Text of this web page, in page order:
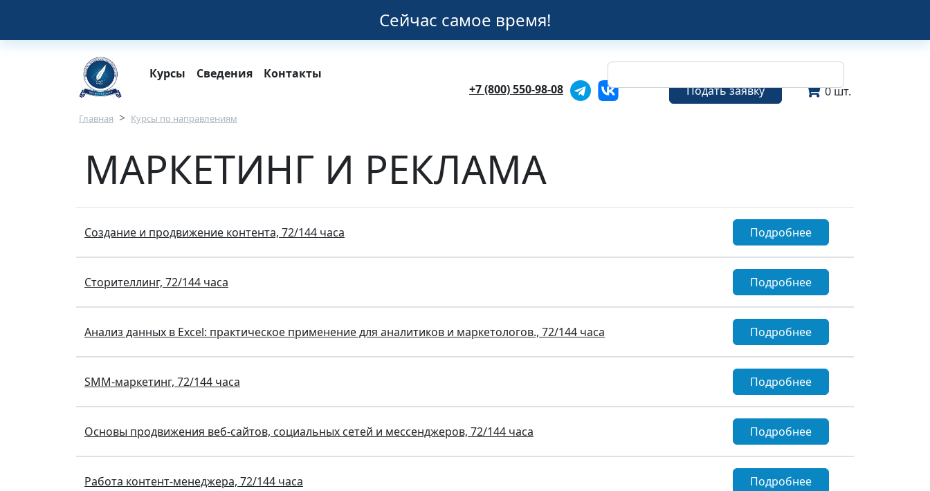
Сейчас самое время!
Main navigation
Курсы Сведения
Контакты
+7 (800) 550-98-08
Подать заявку 0 шт.
Строка навигации
Главная Курсы по направлениям
МАРКЕТИНГ И РЕКЛАМА
Создание и продвижение контента, 72/144 часа Подробнее
Сторителлинг, 72/144 часа Подробнее
Анализ данных в Excel: практическое применение для аналитиков и маркетологов., 72/144 часа Подробнее
SMM-маркетинг, 72/144 часа Подробнее
Основы продвижения веб-сайтов, социальных сетей и мессенджеров, 72/144 часа Подробнее
Работа контент-менеджера, 72/144 часа Подробнее